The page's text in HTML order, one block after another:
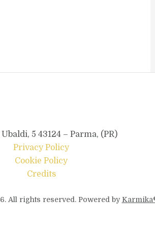
5 43124 – Parma, (PR)
Privacy Policy
Cookie Policy
Credits
All rights reserved. Powered by